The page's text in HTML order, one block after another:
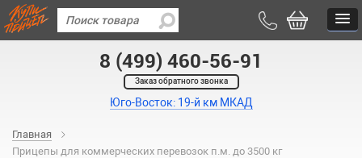
8 (499) 460-56-91
Заказ обратного звонка
Юго-Восток: 19-й км МКАД
Главная
Прицепы для коммерческих перевозок п.м. до 3500 кг